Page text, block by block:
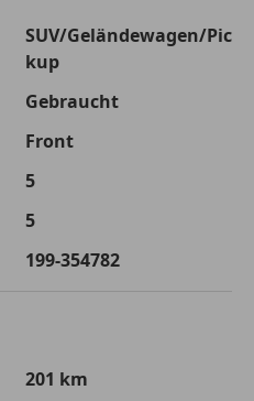
120 Monate
€ 35 300,-
€ 0,-
€ 414,43
SUV/Geländewagen/Pic
kup
Gebraucht
Front
5
5
199-354782
201 km